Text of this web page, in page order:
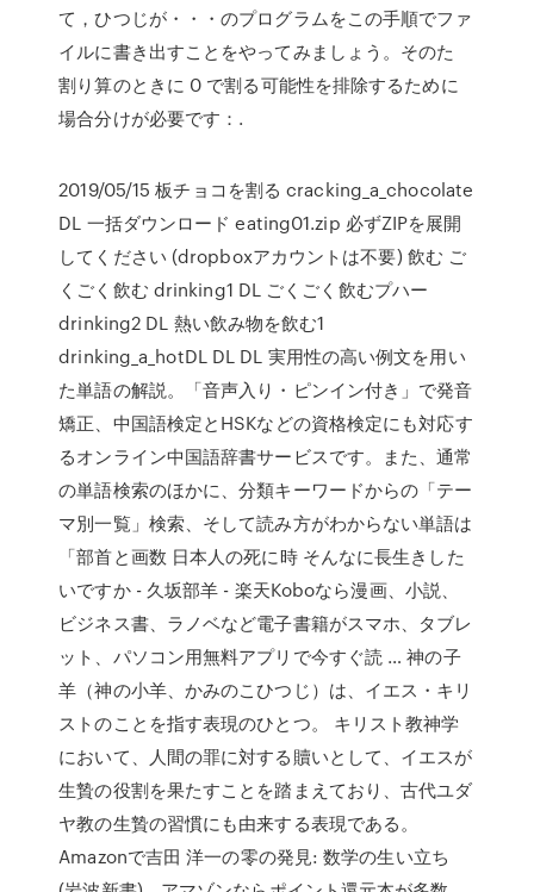
て，ひつじが・・・のプログラムをこの手順でファ
イルに書き出すことをやってみましょう。そのた
割り算のときに 0 で割る可能性を排除するために
場合分けが必要です：.
2019/05/15 板チョコを割る cracking_a_chocolate
DL 一括ダウンロード eating01.zip 必ずZIPを展開
してください (dropboxアカウントは不要) 飲む ご
くごく飲む drinking1 DL ごくごく飲むプハー
drinking2 DL 熱い飲み物を飲む1
drinking_a_hotDL DL DL 実用性の高い例文を用い
た単語の解説。「音声入り・ピンイン付き」で発音
矯正、中国語検定とHSKなどの資格検定にも対応す
るオンライン中国語辞書サービスです。また、通常
の単語検索のほかに、分類キーワードからの「テー
マ別一覧」検索、そして読み方がわからない単語は
「部首と画数 日本人の死に時 そんなに長生きした
いですか - 久坂部羊 - 楽天Koboなら漫画、小説、
ビジネス書、ラノベなど電子書籍がスマホ、タブレ
ット、パソコン用無料アプリで今すぐ読 … 神の子
羊（神の小羊、かみのこひつじ）は、イエス・キリ
ストのことを指す表現のひとつ。 キリスト教神学
において、人間の罪に対する贖いとして、イエスが
生贄の役割を果たすことを踏まえており、古代ユダ
ヤ教の生贄の習慣にも由来する表現である。
Amazonで吉田 洋一の零の発見: 数学の生い立ち